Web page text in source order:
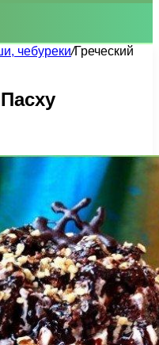
чебуреки/Греческий